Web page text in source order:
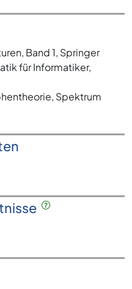
Band 1, Springer
für Informatiker,
Spektrum